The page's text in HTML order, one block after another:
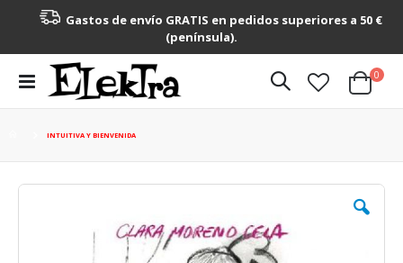
Gastos de envío GRATIS en pedidos superiores a 50 €
(península).
Toggle
Nav
Cart
0
INTUITIVA Y BIENVENIDA
Saltar